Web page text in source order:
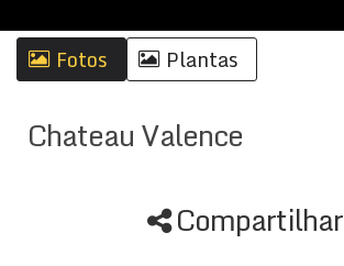
Fotos Plantas
Chateau Valence
Compartilhar